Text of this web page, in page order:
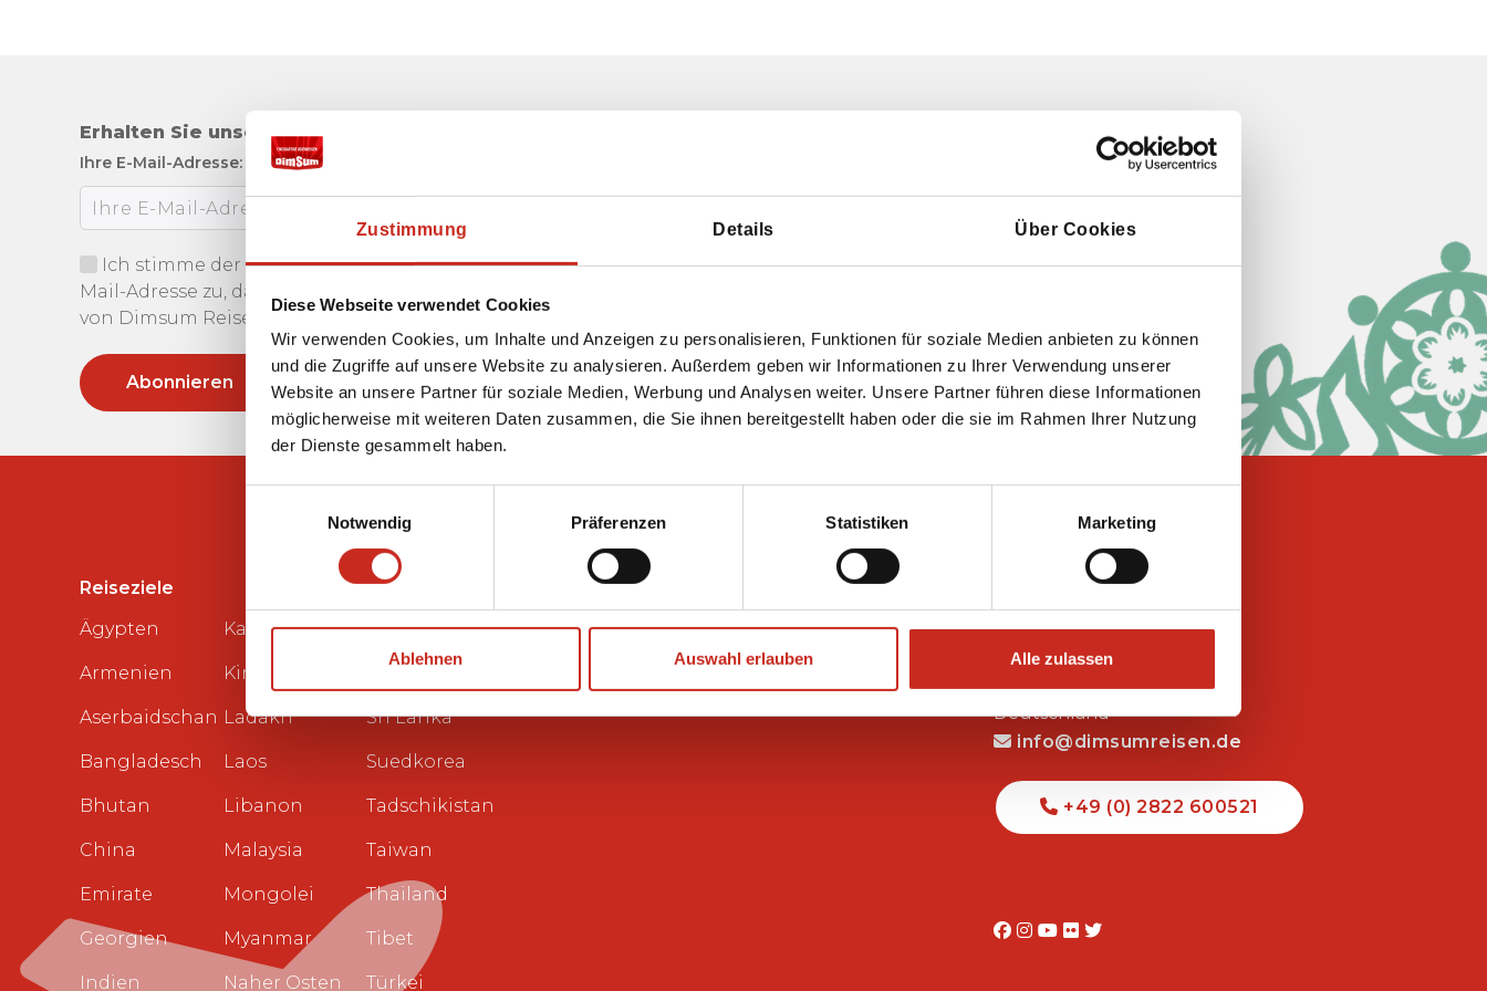
Zustimmung Details Über Cookies
Diese Webseite verwendet Cookies
Wir verwenden Cookies, um Inhalte und Anzeigen zu personalisieren, Funktionen für soziale Medien anbieten zu können
und die Zugriffe auf unsere Website zu analysieren. Außerdem geben wir Informationen zu Ihrer Verwendung unserer
Website an unsere Partner für soziale Medien, Werbung und Analysen weiter. Unsere Partner führen diese Informationen
möglicherweise mit weiteren Daten zusammen, die Sie ihnen bereitgestellt haben oder die sie im Rahmen Ihrer Nutzung
der Dienste gesammelt haben.
Notwendig
Präferenzen Statistiken Marketing
Ablehnen Auswahl erlauben Alle zulassen
Erhalten Sie unseren Newsletter
Ihre E-Mail-Adresse:
Ich stimme der Verwendung meiner E-
Mail-Adresse zu, damit ich den Newsletter
von Dimsum Reisen erhalten kann.
Cookies. Diese Cookies unterscheiden wir in
die Kategorien funktionale, analytische,
Werbe- und Social-Media-Cookies.
Cookie-Richtlinie Dimsum Reisen
Datenschutzrichtlinie
Soziale Medien
Reiseziele
Ägypten
Armenien
Aserbaidschan
Bangladesch
Bhutan
China
Emirate
Georgien
Indien
Kasachstan
Kirgisien
Ladakh
Laos
Libanon
Malaysia
Mongolei
Myanmar
Naher Osten
Saudi-
Sri Lanka
Suedkorea
Tadschikistan
Taiwan
Thailand
Tibet
Türkei
Zertifizierungen
Dimsum Reisen
Groendahlscher Weg 87
Emmerich am Rhein
Deutschland
info@dimsumreisen.de
+49 (0) 2822 600521